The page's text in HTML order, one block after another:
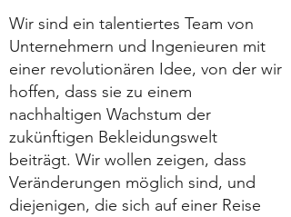
Wir sind ein talentiertes Team von
Unternehmern und Ingenieuren mit
einer revolutionären Idee, von der wir
hoffen, dass sie zu einem
nachhaltigen Wachstum der
zukünftigen Bekleidungswelt
beiträgt. Wir wollen zeigen, dass
Veränderungen möglich sind, und
diejenigen, die sich auf einer Reise